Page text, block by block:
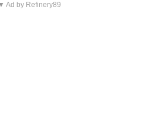
Ad by Refinery89